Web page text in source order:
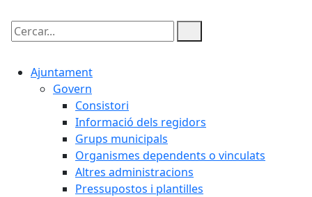
Cercar:
Ajuntament
Govern
Consistori
Informació dels regidors
Grups municipals
Organismes dependents o vinculats
Altres administracions
Pressupostos i plantilles